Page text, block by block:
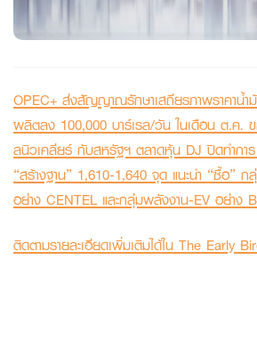
OPEC+ ส่งสัญญาณรักษาเสถียรภาพราคาน้ำ
ผลิตลง 100,000 บาร์เรล/วัน ในเดือน ต.ค.
ลนิวเคลียร์ กับสหรัฐฯ ตลาดหุ้น DJ ปิดทำกา
“สร้างฐาน” 1,610-1,640 จุด แนะนำ “ซื้อ”
อย่าง CENTEL และกลุ่มพลังงาน-EV อย่าง
ติดตามรายละเอียดเพิ่มเติมได้ใน The Early